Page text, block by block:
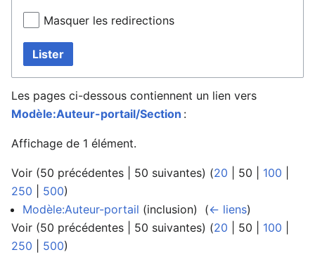
Masquer les redirections
Lister
Les pages ci-dessous contiennent un lien vers
Modèle:Auteur-portail/Section :
Affichage de 1 élément.
Voir (50 précédentes 50 suivantes) (20 50 100
250
500)
Modèle:Auteur-portail (inclusion) ‎ (← liens)
Voir (50 précédentes 50 suivantes) (20 50 100
250
500)